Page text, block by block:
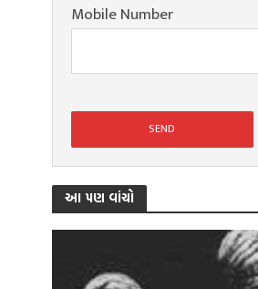
Mobile Number
આ પણ વાંચો